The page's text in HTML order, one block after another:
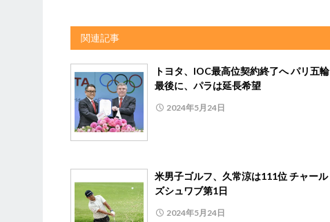
関連記事
トヨタ、IOC最高位契約終了へ パリ五輪
最後に、パラは延長希望
2024年5月24日
米男子ゴルフ、久常涼は111位 チャール
ズシュワブ第1日
2024年5月24日